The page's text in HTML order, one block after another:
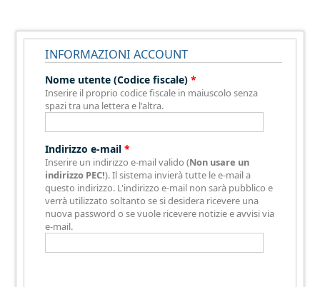
INFORMAZIONI ACCOUNT
Nome utente (Codice fiscale)*
Inserire il proprio codice fiscale in maiuscolo senza
spazi tra una lettera e l'altra.
Indirizzo e-mail*
Inserire un indirizzo e-mail valido (Non usare un
indirizzo PEC!). Il sistema invierà tutte le e-mail a
questo indirizzo. L'indirizzo e-mail non sarà pubblico e
verrà utilizzato soltanto se si desidera ricevere una
nuova password o se vuole ricevere notizie e avvisi via
e-mail.